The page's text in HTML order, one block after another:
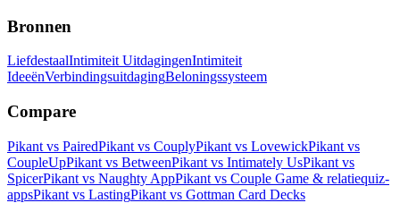
Bronnen
LiefdestaalIntimiteit UitdagingenIntimiteit
IdeeënVerbindingsuitdagingBeloningssysteem
Compare
Pikant vs PairedPikant vs CouplyPikant vs LovewickPikant vs
CoupleUpPikant vs BetweenPikant vs Intimately UsPikant vs
SpicerPikant vs Naughty AppPikant vs Couple Game & relatiequiz-
appsPikant vs LastingPikant vs Gottman Card Decks